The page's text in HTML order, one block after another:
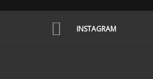
INSTAGRAM